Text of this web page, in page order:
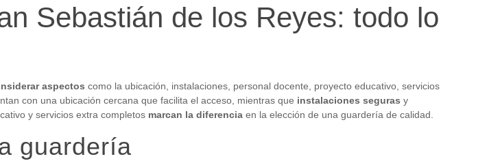
Sebastián de los Reyes: todo lo
aspectos como la ubicación, instalaciones, personal docente, proyecto educativo, servicios
con una ubicación cercana que facilita el acceso, mientras que instalaciones seguras y
y servicios extra completos marcan la diferencia en la elección de una guardería de calidad.
guardería